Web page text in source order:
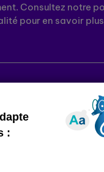
Consultez notre
pour en savoir plus
Politique de
générales
d’accessibilité
développée en